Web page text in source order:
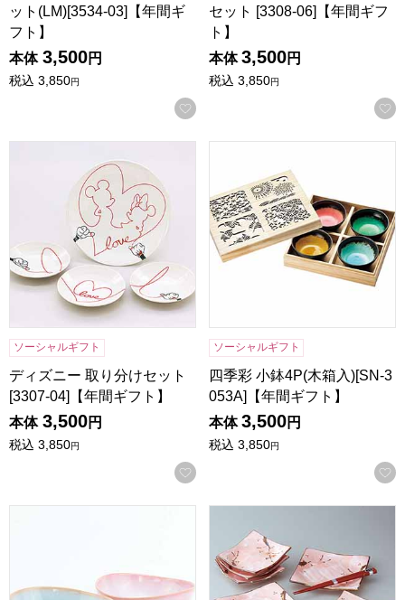
ット(LM)[3534-03]【年間ギ
フト】
本体 3,500円
税込 3,850円
お気に入りに登録する
セット [3308-06]【年間ギフ
ト】
本体 3,500円
税込 3,850円
ソーシャルギフト
ディズニー 取り分けセット
[3307-04]【年間ギフト】
本体 3,500円
税込 3,850円
お気に入りに登録する
ソーシャルギフト
四季彩 小鉢4P(木箱入)[SN-3
053A]【年間ギフト】
本体 3,500円
税込 3,850円